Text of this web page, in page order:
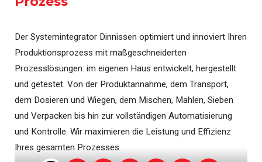
Der Systemintegrator Dinnissen optimiert und innoviert Ihren
Produktionsprozess mit maßgeschneiderten
Prozesslösungen: im eigenen Haus entwickelt, hergestellt
und getestet. Von der Produktannahme, dem Transport,
dem Dosieren und Wiegen, dem Mischen, Mahlen, Sieben
und Verpacken bis hin zur vollständigen Automatisierung
und Kontrolle. Wir maximieren die Leistung und Effizienz
Ihres gesamten Prozesses.